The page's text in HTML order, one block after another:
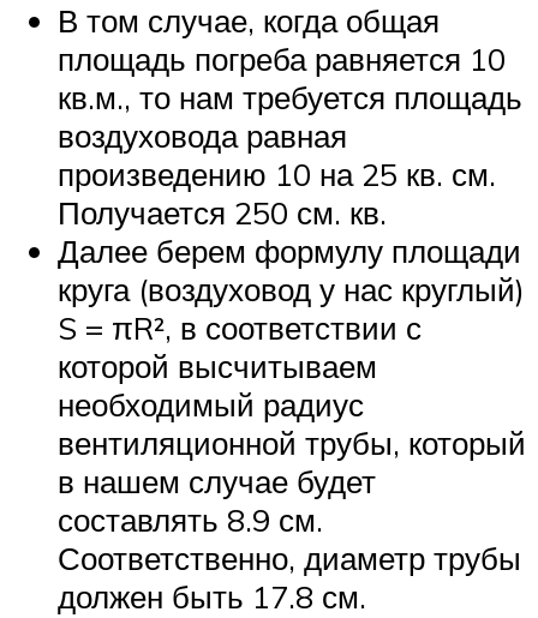
В том случае, когда общая
площадь погреба равняется 10
кв.м., то нам требуется площадь
воздуховода равная
произведению 10 на 25 кв. см.
Получается 250 см. кв.
Далее берем формулу площади
круга (воздуховод у нас круглый)
S = πR², в соответствии с
которой высчитываем
необходимый радиус
вентиляционной трубы, который
в нашем случае будет
составлять 8.9 см.
Соответственно, диаметр трубы
должен быть 17.8 см.